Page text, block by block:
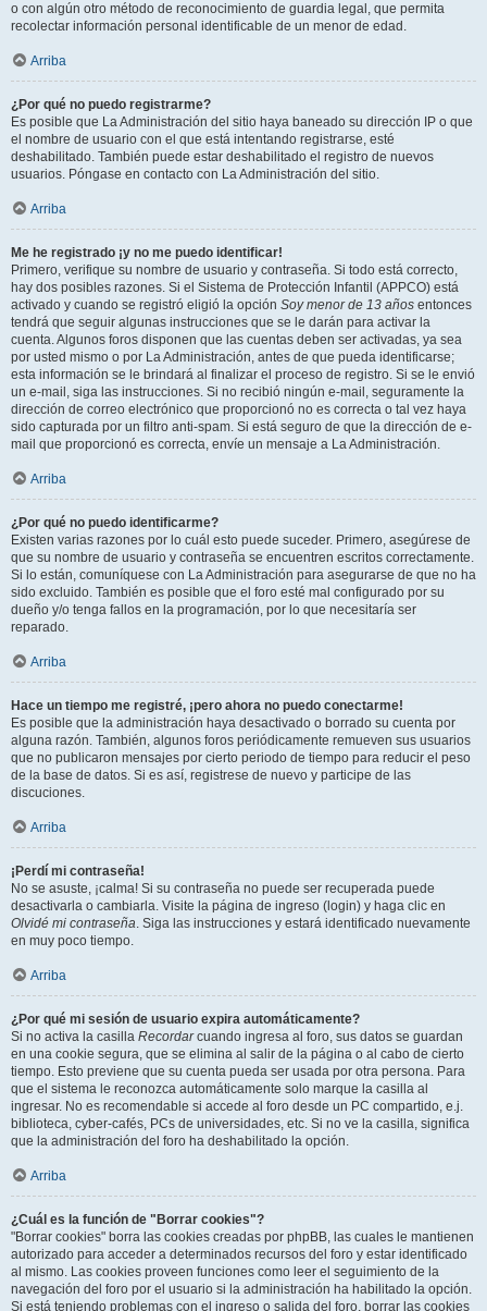
o con algún otro método de reconocimiento de guardia legal, que permita
recolectar información personal identificable de un menor de edad.
Arriba
¿Por qué no puedo registrarme?
Es posible que La Administración del sitio haya baneado su dirección IP o que
el nombre de usuario con el que está intentando registrarse, esté
deshabilitado. También puede estar deshabilitado el registro de nuevos
usuarios. Póngase en contacto con La Administración del sitio.
Arriba
Me he registrado ¡y no me puedo identificar!
Primero, verifique su nombre de usuario y contraseña. Si todo está correcto,
hay dos posibles razones. Si el Sistema de Protección Infantil (APPCO) está
activado y cuando se registró eligió la opción Soy menor de 13 años entonces
tendrá que seguir algunas instrucciones que se le darán para activar la
cuenta. Algunos foros disponen que las cuentas deben ser activadas, ya sea
por usted mismo o por La Administración, antes de que pueda identificarse;
esta información se le brindará al finalizar el proceso de registro. Si se le envió
un e-mail, siga las instrucciones. Si no recibió ningún e-mail, seguramente la
dirección de correo electrónico que proporcionó no es correcta o tal vez haya
sido capturada por un filtro anti-spam. Si está seguro de que la dirección de e-
mail que proporcionó es correcta, envíe un mensaje a La Administración.
Arriba
¿Por qué no puedo identificarme?
Existen varias razones por lo cuál esto puede suceder. Primero, asegúrese de
que su nombre de usuario y contraseña se encuentren escritos correctamente.
Si lo están, comuníquese con La Administración para asegurarse de que no ha
sido excluido. También es posible que el foro esté mal configurado por su
dueño y/o tenga fallos en la programación, por lo que necesitaría ser
reparado.
Arriba
Hace un tiempo me registré, ¡pero ahora no puedo conectarme!
Es posible que la administración haya desactivado o borrado su cuenta por
alguna razón. También, algunos foros periódicamente remueven sus usuarios
que no publicaron mensajes por cierto periodo de tiempo para reducir el peso
de la base de datos. Si es así, registrese de nuevo y participe de las
discuciones.
Arriba
¡Perdí mi contraseña!
No se asuste, ¡calma! Si su contraseña no puede ser recuperada puede
desactivarla o cambiarla. Visite la página de ingreso (login) y haga clic en
Olvidé mi contraseña. Siga las instrucciones y estará identificado nuevamente
en muy poco tiempo.
Arriba
¿Por qué mi sesión de usuario expira automáticamente?
Si no activa la casilla Recordarcuando ingresa al foro, sus datos se guardan
en una cookie segura, que se elimina al salir de la página o al cabo de cierto
tiempo. Esto previene que su cuenta pueda ser usada por otra persona. Para
que el sistema le reconozca automáticamente solo marque la casilla al
ingresar. No es recomendable si accede al foro desde un PC compartido, e.j.
biblioteca, cyber-cafés, PCs de universidades, etc. Si no ve la casilla, significa
que la administración del foro ha deshabilitado la opción.
Arriba
¿Cuál es la función de "Borrar cookies"?
"Borrar cookies" borra las cookies creadas por phpBB, las cuales le mantienen
autorizado para acceder a determinados recursos del foro y estar identificado
al mismo. Las cookies proveen funciones como leer el seguimiento de la
navegación del foro por el usuario si la administración ha habilitado la opción.
Si está teniendo problemas con el ingreso o salida del foro, borrar las cookies